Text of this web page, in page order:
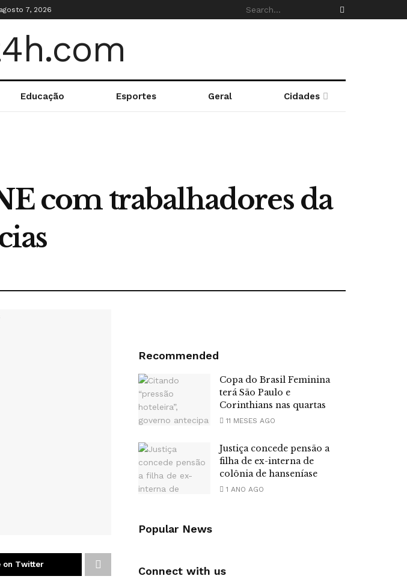
7, 2026
Educação Esportes Geral Cidades
com trabalhadores da
on Twitter
Recommended
Copa do Brasil Feminina
terá São Paulo e
Corinthians nas quartas
11 MESES AGO
Justiça concede pensão a
filha de ex-interna de
colônia de hanseníase
1 ANO AGO
Popular News
Connect with us